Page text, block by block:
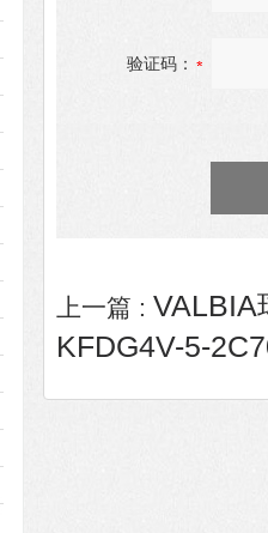
验证码：
上一篇 : VALBIA
KFDG4V-5-